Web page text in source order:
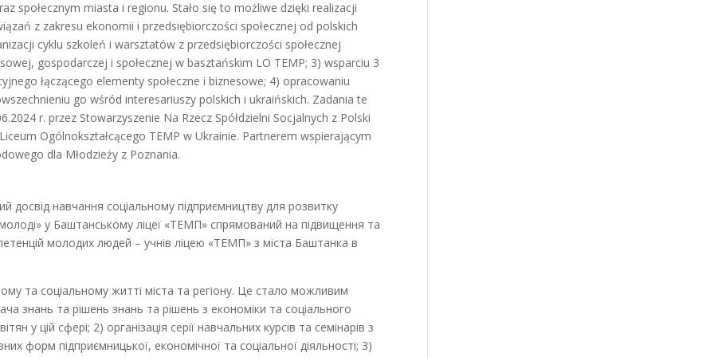
społecznym miasta i regionu. Stało się to możliwe dzięki realizacji
z zakresu ekonomii i przedsiębiorczości społecznej od polskich
cyklu szkoleń i warsztatów z przedsiębiorczości społecznej
gospodarczej i społecznej w basztańskim LO TEMP; 3) wsparciu 3
łączącego elementy społeczne i biznesowe; 4) opracowaniu
go wśród interesariuszy polskich i ukraińskich. Zadania te
r. przez Stowarzyszenie Na Rzecz Spółdzielni Socjalnych z Polski
Ogólnokształcącego TEMP w Ukrainie. Partnerem wspierającym
dla Młodzieży z Poznania.
досвід навчання соціальному підприємництву для розвитку
у Баштанському ліцеї «ТЕМП» спрямований на підвищення та
молодих людей – учнів ліцею «ТЕМП» з міста Баштанка в
та соціальному житті міста та регіону. Це стало можливим
знань та рішень знань та рішень з економіки та соціального
у цій сфері; 2) організація серії навчальних курсів та семінарів з
форм підприємницької, економічної та соціальної діяльності; 3)